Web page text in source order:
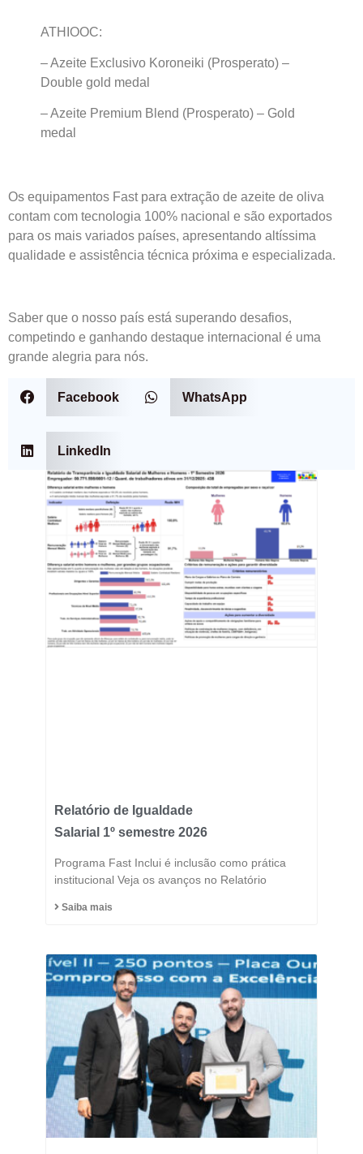
ATHIOOC:
– Azeite Exclusivo Koroneiki (Prosperato) –
Double gold medal
– Azeite Premium Blend (Prosperato) – Gold
medal
Os equipamentos Fast para extração de azeite de oliva
contam com tecnologia 100% nacional e são exportados
para os mais variados países, apresentando altíssima
qualidade e assistência técnica próxima e especializada.
Saber que o nosso país está superando desafios,
competindo e ganhando destaque internacional é uma
grande alegria para nós.
Facebook WhatsApp
LinkedIn
Relatório de Igualdade
Salarial 1º semestre 2026
Programa Fast Inclui é inclusão como prática
institucional Veja os avanços no Relatório
Saiba mais